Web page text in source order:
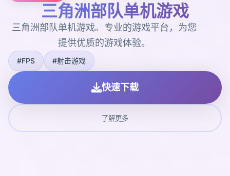
三角洲部队单机游戏
三角洲部队单机游戏。专业的游戏平台，为您
提供优质的游戏体验。
#FPS #射击游戏
快速下载
了解更多